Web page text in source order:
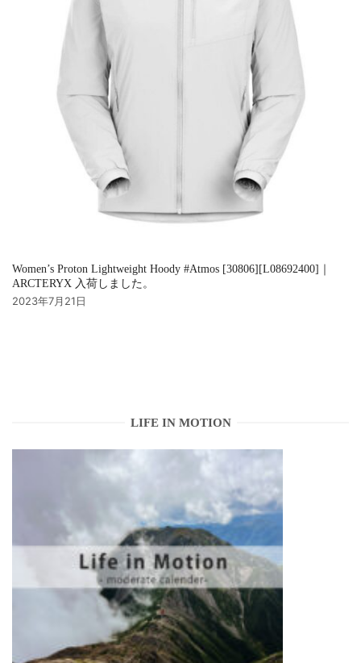
Women’s Proton Lightweight Hoody #Atmos [30806][L08692400]｜
ARCTERYX 入荷しました。
2023年7月21日
LIFE IN MOTION